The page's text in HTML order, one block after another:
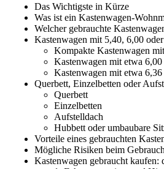
Das Wichtigste in Kürze
Was ist ein Kastenwagen-
Welcher gebrauchte
Kastenwagen mit 5,40, 6,00
Kompakte Kastenwagen
Kastenwagen mit etwa
Kastenwagen mit etwa
Querbett, Einzelbetten oder
Querbett
Einzelbetten
Aufstelldach
Hubbett oder umbaubare
Vorteile eines gebrauchten
Mögliche Risiken beim
Kastenwagen gebraucht kaufen: